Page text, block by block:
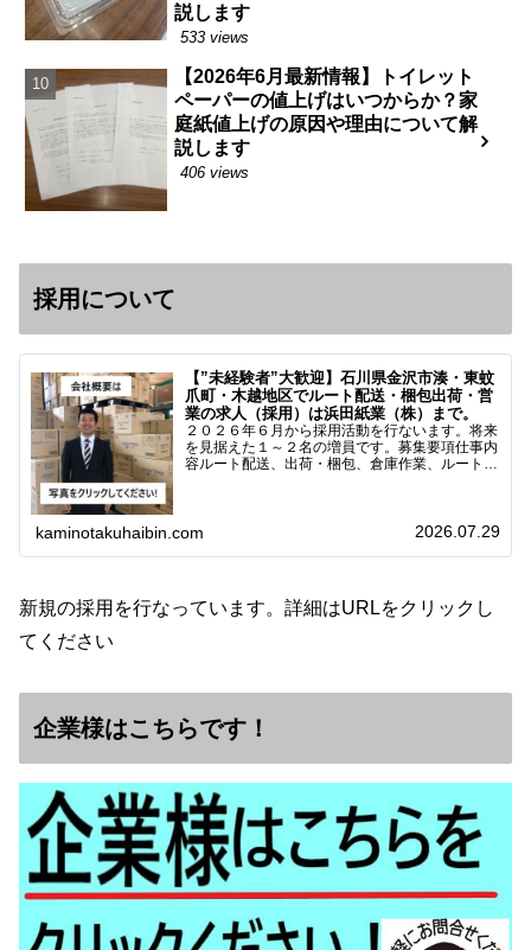
説します
533 views
【2026年6月最新情報】トイレット
ペーパーの値上げはいつからか？家
庭紙値上げの原因や理由について解
説します
406 views
採用について
【”未経験者”大歓迎】石川県金沢市湊・東蚊
爪町・木越地区でルート配送・梱包出荷・営
業の求人（採用）は浜田紙業（株）まで。
２０２６年６月から採用活動を行ないます。将来
を見据えた１～２名の増員です。募集要項仕事内
容ルート配送、出荷・梱包、倉庫作業、ルート営
kaminotakuhaibin.com 2026.07.29
新規の採用を行なっています。詳細はURLをクリックし
てください
企業様はこちらです！